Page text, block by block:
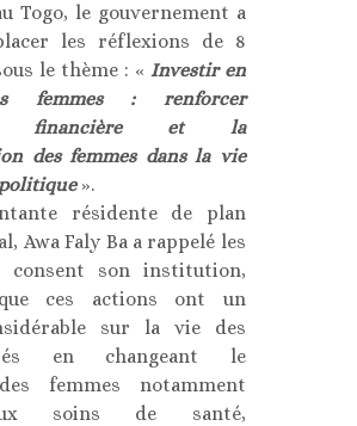
Togo, le gouvernement a
les réflexions de 8
le thème : « Investir en
femmes : renforcer
financière et la
des femmes dans la vie
».
résidente de plan
Awa Faly Ba a rappelé les
consent son institution,
ces actions ont un
sur la vie des
en changeant le
femmes notamment
soins de santé,